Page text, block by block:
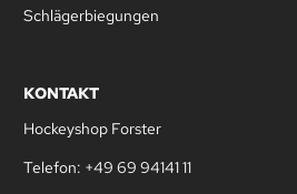
Schlägerbiegungen
KONTAKT
Hockeyshop Forster
Telefon: +49 69 94141 11